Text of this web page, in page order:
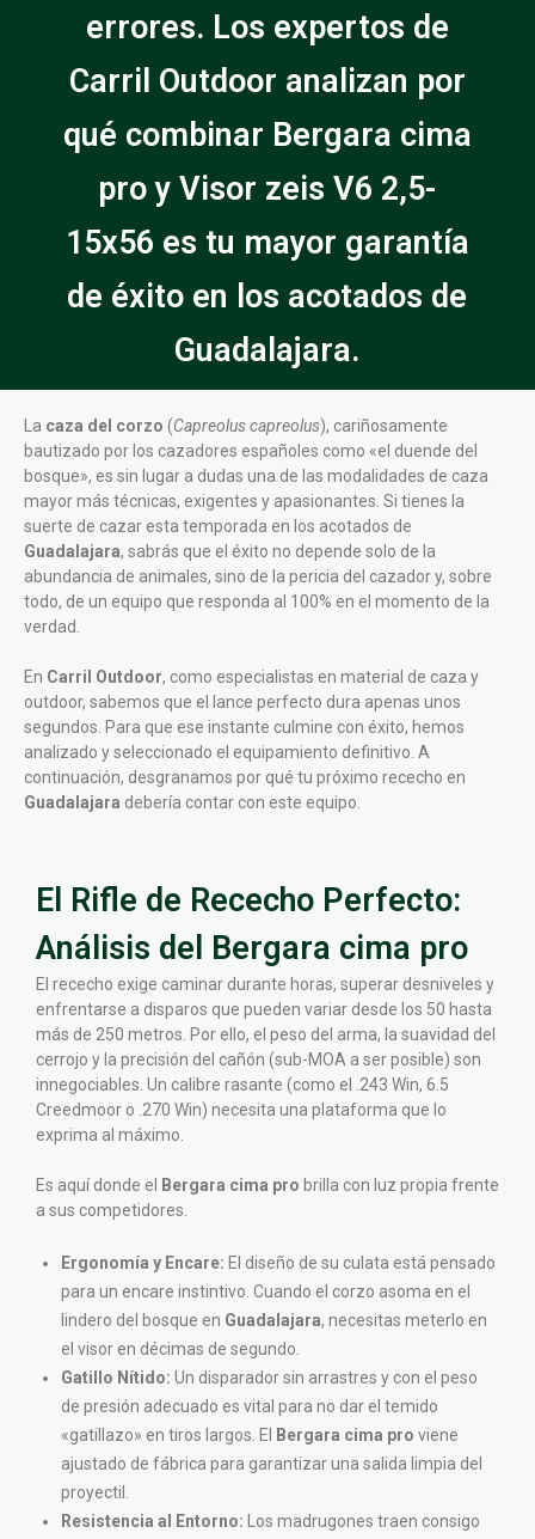
errores. Los expertos de
Carril Outdoor analizan por
qué combinar Bergara cima
pro y Visor zeis V6 2,5-
15x56 es tu mayor garantía
de éxito en los acotados de
Guadalajara.
La caza del corzo (Capreolus capreolus), cariñosamente
bautizado por los cazadores españoles como «el duende del
bosque», es sin lugar a dudas una de las modalidades de caza
mayor más técnicas, exigentes y apasionantes. Si tienes la
suerte de cazar esta temporada en los acotados de
Guadalajara, sabrás que el éxito no depende solo de la
abundancia de animales, sino de la pericia del cazador y, sobre
todo, de un equipo que responda al 100% en el momento de la
verdad.
En Carril Outdoor, como especialistas en material de caza y
outdoor, sabemos que el lance perfecto dura apenas unos
segundos. Para que ese instante culmine con éxito, hemos
analizado y seleccionado el equipamiento definitivo. A
continuación, desgranamos por qué tu próximo rececho en
Guadalajara debería contar con este equipo.
El Rifle de Rececho Perfecto:
Análisis del Bergara cima pro
El rececho exige caminar durante horas, superar desniveles y
enfrentarse a disparos que pueden variar desde los 50 hasta
más de 250 metros. Por ello, el peso del arma, la suavidad del
cerrojo y la precisión del cañón (sub-MOA a ser posible) son
innegociables. Un calibre rasante (como el .243 Win, 6.5
Creedmoor o .270 Win) necesita una plataforma que lo
exprima al máximo.
Es aquí donde el Bergara cima pro brilla con luz propia frente
a sus competidores.
Ergonomía y Encare: El diseño de su culata está pensado
para un encare instintivo. Cuando el corzo asoma en el
lindero del bosque en Guadalajara, necesitas meterlo en
el visor en décimas de segundo.
Gatillo Nítido: Un disparador sin arrastres y con el peso
de presión adecuado es vital para no dar el temido
«gatillazo» en tiros largos. El
Bergara cima pro viene
ajustado de fábrica para garantizar una salida limpia del
proyectil.
Resistencia al Entorno: Los madrugones traen consigo